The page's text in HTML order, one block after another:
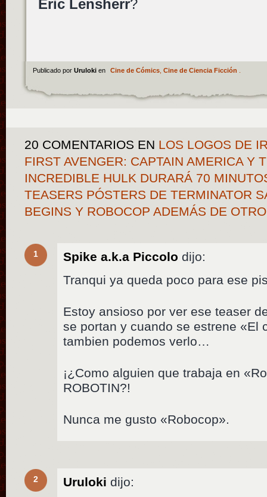
Eric Lensherr?
Publicado por Uruloki en Cine de Cómics, Cine de Ciencia Ficción
20 COMENTARIOS EN LOS LOGOS DE
FIRST AVENGER: CAPTAIN AMERICA Y
INCREDIBLE HULK DURARÁ 70
TEASERS PÓSTERS DE TERMINATOR
BEGINS Y ROBOCOP ADEMÁS DE
1 Spike a.k.a Piccolo dijo:
Tranqui ya queda poco para ese
Estoy ansioso por ver ese teaser
se portan y cuando se estrene «El
tambien podemos verlo…
¡¿Como alguien que trabaja en
ROBOTIN?!
Nunca me gusto «Robocop».
2 Uruloki dijo: